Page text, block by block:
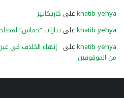
khatib yehyaعلى كاريكاتير
khatib yehyaعلىتنازلت “حماس”
khatib yehyaعلى إنهاء الخلاف في
من الموقوفين